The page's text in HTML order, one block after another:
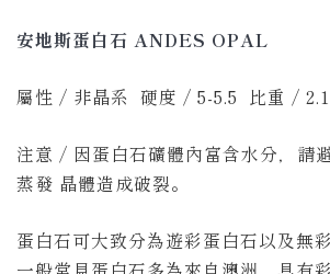
安地斯蛋白石 ANDES OPAL
屬性 / 非晶系 硬度 / 5-5.5 比重 / 2.1
注意 / 因蛋白石礦體內富含水分，請
蒸發 晶體造成破裂。
蛋白石可大致分為遊彩蛋白石以及無